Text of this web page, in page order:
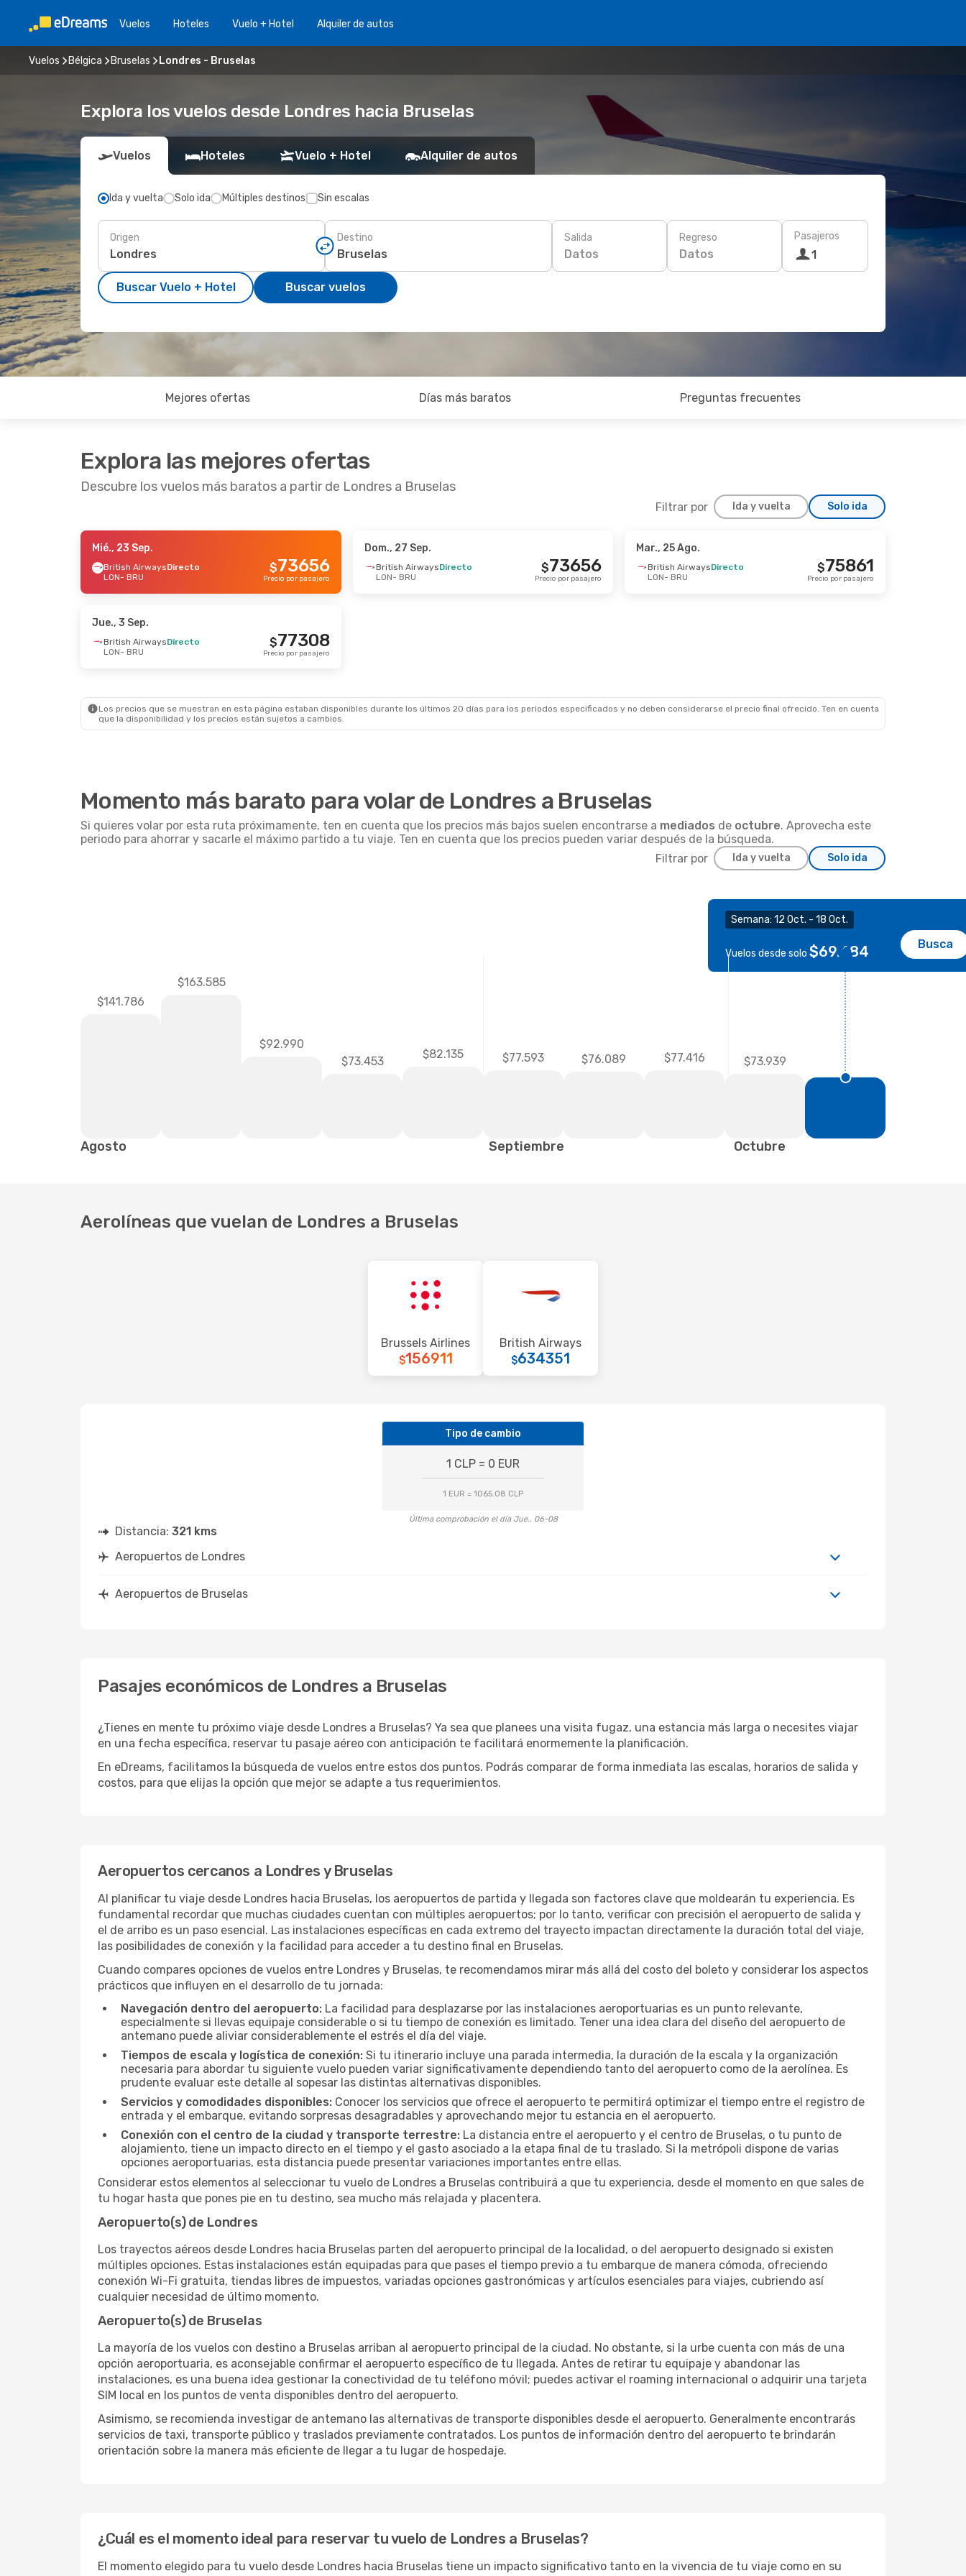
Vuelos Hoteles Vuelo + Hotel Alquiler de autos
Vuelos Bélgica Bruselas Londres - Bruselas
Explora los vuelos desde Londres hacia Bruselas
Vuelos Hoteles Vuelo + Hotel Alquiler de autos
Ida y vuelta Solo ida Múltiples destinos Sin escalas
Origen Destino Salida
Datos
Regreso
Datos
Pasajeros
1
Buscar Vuelo + Hotel Buscar vuelos
Mejores ofertas Días más baratos Preguntas frecuentes
Explora las mejores ofertas
Descubre los vuelos más baratos a partir de Londres a Bruselas
Filtrar por Ida y vuelta Solo ida
- Mié., 2 Sep.
Directo
123833
Mié., 23 Sep.
British AirwaysDirecto
LON- BRU
73656
$
Precio por pasajero
Dom., 27 Sep.
British AirwaysDirecto
LON- BRU
73656
$
Precio por pasajero
Mar., 25 Ago.
British AirwaysDirecto
LON- BRU
75861
$
Precio por pasajero
Jue., 3 Sep.
British AirwaysDirecto
LON- BRU
77308
$
Precio por pasajero
Los precios que se muestran en esta página estaban disponibles durante los últimos 20 días para los periodos especificados y no deben considerarse el precio final ofrecido. Ten en cuenta
que la disponibilidad y los precios están sujetos a cambios.
Momento más barato para volar de Londres a Bruselas
Si quieres volar por esta ruta próximamente, ten en cuenta que los precios más bajos suelen encontrarse a mediados de octubre. Aprovecha este
periodo para ahorrar y sacarle el máximo partido a tu viaje. Ten en cuenta que los precios pueden variar después de la búsqueda.
Filtrar por
Ida y vuelta Solo ida
Semana: 12 Oct. - 18 Oct.
Vuelos desde solo $69.684 Busca
$141.786
$163.585
$92.990
$73.453
$82.135 $77.593 $76.089 $77.416 $73.939
Agosto Septiembre Octubre
Aerolíneas que vuelan de Londres a Bruselas
Brussels Airlines
156911
$
British Airways
634351
$
Tipo de cambio
1 CLP = 0 EUR
1 EUR = 1065.08 CLP
Última comprobación el día Jue., 06-08
Distancia: 321 kms
Aeropuertos de Londres
Aeropuertos de Bruselas
Pasajes económicos de Londres a Bruselas
¿Tienes en mente tu próximo viaje desde Londres a Bruselas? Ya sea que planees una visita fugaz, una estancia más larga o necesites viajar
en una fecha específica, reservar tu pasaje aéreo con anticipación te facilitará enormemente la planificación.
En eDreams, facilitamos la búsqueda de vuelos entre estos dos puntos. Podrás comparar de forma inmediata las escalas, horarios de salida y
costos, para que elijas la opción que mejor se adapte a tus requerimientos.
Aeropuertos cercanos a Londres y Bruselas
Al planificar tu viaje desde Londres hacia Bruselas, los aeropuertos de partida y llegada son factores clave que moldearán tu experiencia. Es
fundamental recordar que muchas ciudades cuentan con múltiples aeropuertos; por lo tanto, verificar con precisión el aeropuerto de salida y
el de arribo es un paso esencial. Las instalaciones específicas en cada extremo del trayecto impactan directamente la duración total del viaje,
las posibilidades de conexión y la facilidad para acceder a tu destino final en Bruselas.
Cuando compares opciones de vuelos entre Londres y Bruselas, te recomendamos mirar más allá del costo del boleto y considerar los aspectos
prácticos que influyen en el desarrollo de tu jornada:
Navegación dentro del aeropuerto: La facilidad para desplazarse por las instalaciones aeroportuarias es un punto relevante,
especialmente si llevas equipaje considerable o si tu tiempo de conexión es limitado. Tener una idea clara del diseño del aeropuerto de
antemano puede aliviar considerablemente el estrés el día del viaje.
Tiempos de escala y logística de conexión: Si tu itinerario incluye una parada intermedia, la duración de la escala y la organización
necesaria para abordar tu siguiente vuelo pueden variar significativamente dependiendo tanto del aeropuerto como de la aerolínea. Es
prudente evaluar este detalle al sopesar las distintas alternativas disponibles.
Servicios y comodidades disponibles: Conocer los servicios que ofrece el aeropuerto te permitirá optimizar el tiempo entre el registro de
entrada y el embarque, evitando sorpresas desagradables y aprovechando mejor tu estancia en el aeropuerto.
Conexión con el centro de la ciudad y transporte terrestre: La distancia entre el aeropuerto y el centro de Bruselas, o tu punto de
alojamiento, tiene un impacto directo en el tiempo y el gasto asociado a la etapa final de tu traslado. Si la metrópoli dispone de varias
opciones aeroportuarias, esta distancia puede presentar variaciones importantes entre ellas.
Considerar estos elementos al seleccionar tu vuelo de Londres a Bruselas contribuirá a que tu experiencia, desde el momento en que sales de
tu hogar hasta que pones pie en tu destino, sea mucho más relajada y placentera.
Aeropuerto(s) de Londres
Los trayectos aéreos desde Londres hacia Bruselas parten del aeropuerto principal de la localidad, o del aeropuerto designado si existen
múltiples opciones. Estas instalaciones están equipadas para que pases el tiempo previo a tu embarque de manera cómoda, ofreciendo
conexión Wi-Fi gratuita, tiendas libres de impuestos, variadas opciones gastronómicas y artículos esenciales para viajes, cubriendo así
cualquier necesidad de último momento.
Aeropuerto(s) de Bruselas
La mayoría de los vuelos con destino a Bruselas arriban al aeropuerto principal de la ciudad. No obstante, si la urbe cuenta con más de una
opción aeroportuaria, es aconsejable confirmar el aeropuerto específico de tu llegada. Antes de retirar tu equipaje y abandonar las
instalaciones, es una buena idea gestionar la conectividad de tu teléfono móvil; puedes activar el roaming internacional o adquirir una tarjeta
SIM local en los puntos de venta disponibles dentro del aeropuerto.
Asimismo, se recomienda investigar de antemano las alternativas de transporte disponibles desde el aeropuerto. Generalmente encontrarás
servicios de taxi, transporte público y traslados previamente contratados. Los puntos de información dentro del aeropuerto te brindarán
orientación sobre la manera más eficiente de llegar a tu lugar de hospedaje.
¿Cuál es el momento ideal para reservar tu vuelo de Londres a Bruselas?
El momento elegido para tu vuelo desde Londres hacia Bruselas tiene un impacto significativo tanto en la vivencia de tu viaje como en su